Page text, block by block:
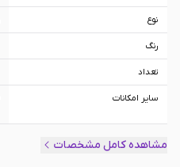
نوع
رنگ
تعداد
سایر امکانات
مشاهده کامل مشخصات